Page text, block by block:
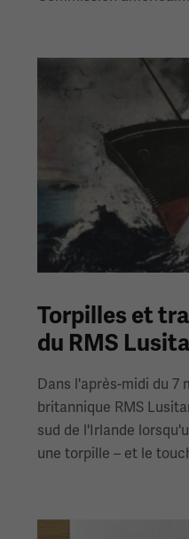
Torpilles et
du RMS
Dans l'après-midi du 7
britannique RMS
sud de l'Irlande
une torpille – et le